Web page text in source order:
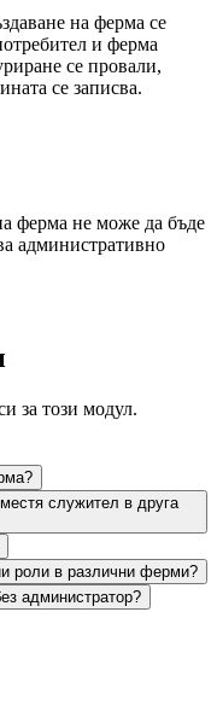
на ферма се
и ферма
се провали,
се записва.
ферма не може да бъде
административно
за този модул.
служител в друга
роли в различни ферми?
администратор?